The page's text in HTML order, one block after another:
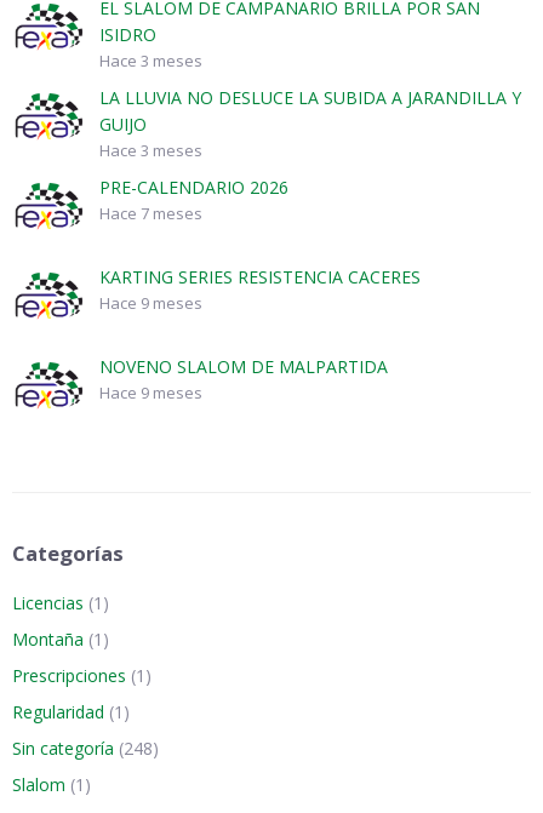
EL SLALOM DE CAMPANARIO BRILLA POR SAN
ISIDRO
Hace 3 meses
LA LLUVIA NO DESLUCE LA SUBIDA A JARANDILLA Y
GUIJO
Hace 3 meses
PRE-CALENDARIO 2026
Hace 7 meses
KARTING SERIES RESISTENCIA CACERES
Hace 9 meses
NOVENO SLALOM DE MALPARTIDA
Hace 9 meses
Categorías
Licencias (1)
Montaña (1)
Prescripciones (1)
Regularidad (1)
Sin categoría (248)
Slalom (1)